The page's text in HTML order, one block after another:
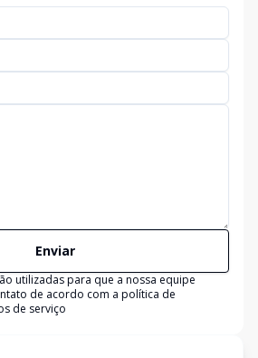
Enviar
utilizadas para que a nossa equipe
de acordo com a política de
de serviço